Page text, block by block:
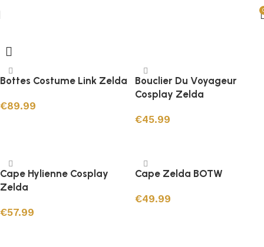
Bottes Costume Link Zelda
€89.99
Bouclier Du Voyageur
Cosplay Zelda
€45.99
Cape Hylienne Cosplay
Zelda
€57.99
Cape Zelda BOTW
€49.99